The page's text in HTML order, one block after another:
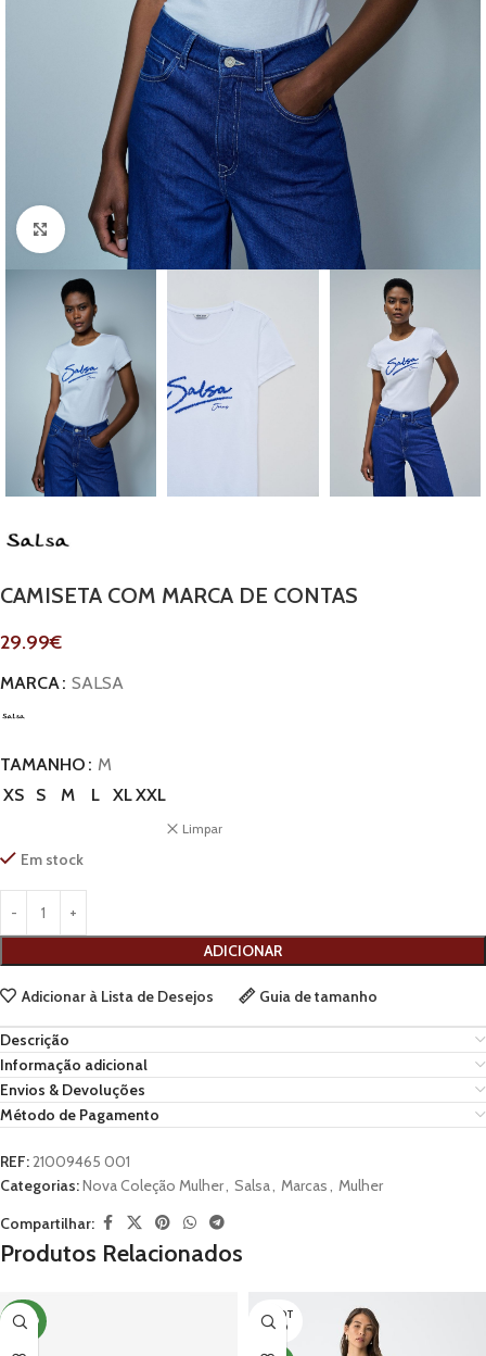
Clique para ampliar
CAMISETA COM MARCA DE CONTAS
29.99€
MARCA SALSA
TAMANHO
M
XS
S M L XLXXL
Limpar
Em stock
ADICIONAR
Adicionar à Lista de Desejos Guia de tamanho
Descrição
Informação adicional
Envios & Devoluções
Método de Pagamento
REF:21009465 001
Categorias:Nova Coleção Mulher, Salsa, Marcas, Mulher
Compartilhar:
Produtos Relacionados
NOVO
ESGOT
ADO